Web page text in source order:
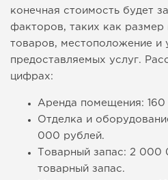
конечная стоимость будет
факторов, таких как размер
товаров, местоположение и
предоставляемых услуг.
цифрах:
Аренда помещения:
Отделка и
000 рублей.
Товарный запас: 2 000
товарный запас.